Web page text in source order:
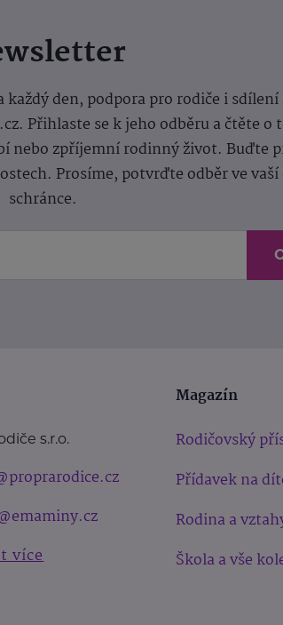
den, podpora pro rodiče i
Přihlaste se k jeho odběru a čtěte o
nebo zpříjemní rodinný život. Buďte
Prosíme, potvrďte odběr ve
schránce.
s.r.o.
více
Magazín
Rodičovský
Přídavek na
Rodina a
Škola a vše